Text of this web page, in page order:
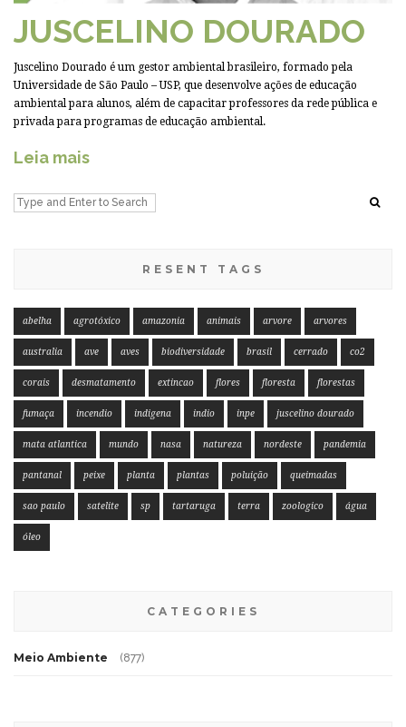
JUSCELINO DOURADO
Juscelino Dourado é um gestor ambiental brasileiro, formado pela
Universidade de São Paulo – USP, que desenvolve ações de educação
ambiental para alunos, além de capacitar professores da rede pública e
privada para programas de educação ambiental.
Leia mais
RESENT TAGS
abelha agrotóxico amazonia animais arvore arvores
australia ave aves biodiversidade brasil cerrado co2
corais desmatamento extincao flores floresta florestas
fumaça incendio indigena indio inpe juscelino dourado
mata atlantica mundo nasa natureza nordeste pandemia
pantanal peixe planta plantas poluição queimadas
sao paulo satelite sp tartaruga terra zoologico água
óleo
CATEGORIES
Meio Ambiente (877)